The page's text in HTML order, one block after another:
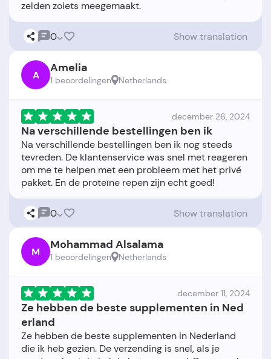
0 Show translation
A Amelia
1 beoordelingen Netherlands
december 26, 2024
Na verschillende bestellingen ben ik
Na verschillende bestellingen ben ik nog steeds
tevreden. De klantenservice was snel met reageren
om me te helpen met een probleem met het privé
0 Show translation
M Mohammad Alsalama
1 beoordelingen Netherlands
december 11, 2024
Ze hebben de beste supplementen in Ned
erland
Ze hebben de beste supplementen in Nederland
die ik heb gezien. De verzending is snel, als je